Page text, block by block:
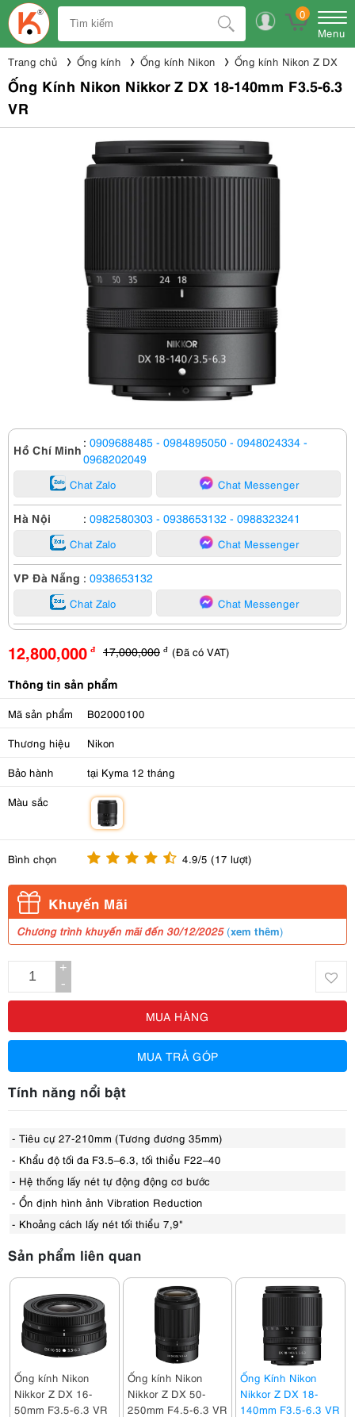
0
Menu
Trang chủ Ống kính Ống kính Nikon Ống kính Nikon Z DX
Ống Kính Nikon Nikkor Z DX 18-140mm F3.5-6.3
VR
Hồ Chí Minh : 0909688485 - 0984895050 - 0948024334 -
0968202049
Chat Zalo Chat Messenger
Hà Nội : 0982580303 - 0938653132 - 0988323241
Chat Zalo Chat Messenger
VP Đà Nẵng : 0938653132
Chat Zalo Chat Messenger
12,800,000 đ 17,000,000 đ (Đã có VAT)
Thông tin sản phẩm
Mã sản phẩm B02000100
Thương hiệu Nikon
Bảo hành tại Kyma 12 tháng
Màu sắc
Bình chọn 4.9/5 (17 lượt)
Khuyến Mãi
Chương trình khuyến mãi đến 30/12/2025 (xem thêm)
+
-
MUA HÀNG
MUA TRẢ GÓP
Tính năng nổi bật
- Tiêu cự 27-210mm (Tương đương 35mm)
- Khẩu độ tối đa F3.5–6.3, tối thiểu F22–40
- Hệ thống lấy nét tự động động cơ bước
- Ổn định hình ảnh Vibration Reduction
- Khoảng cách lấy nét tối thiểu 7,9"
Sản phẩm liên quan
Ống kính Nikon
Nikkor Z DX 16-
50mm F3.5-6.3 VR
Ống kính Nikon
Nikkor Z DX 50-
250mm F4.5-6.3 VR
Ống Kính Nikon
Nikkor Z DX 18-
140mm F3.5-6.3 VR